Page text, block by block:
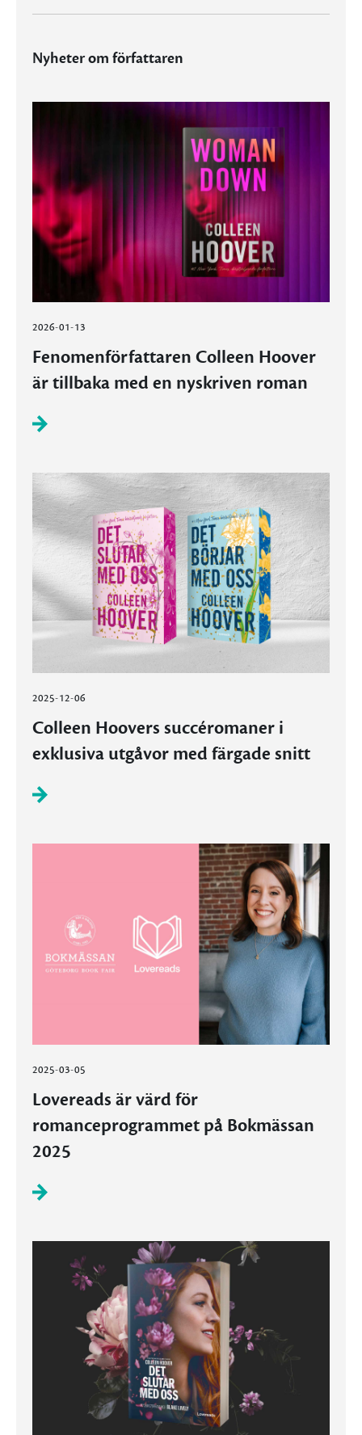
Nyheter om författaren
2026-01-13
Fenomenförfattaren Colleen Hoover
är tillbaka med en nyskriven roman
2025-12-06
Colleen Hoovers succéromaner i
exklusiva utgåvor med färgade snitt
2025-03-05
Lovereads är värd för
romanceprogrammet på Bokmässan
2025